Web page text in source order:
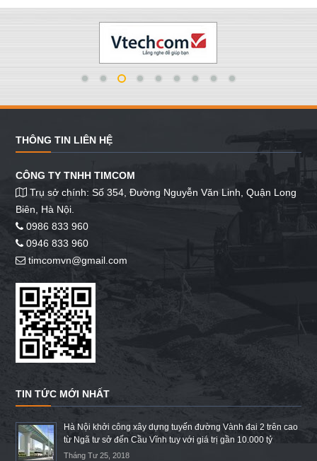
THÔNG TIN LIÊN HỆ
CÔNG TY TNHH TIMCOM
Trụ sở chính: Số 354, Đường Nguyễn Văn Linh, Quận Long
Biên, Hà Nội.
0986 833 960
0946 833 960
timcomvn@gmail.com
TIN TỨC MỚI NHẤT
Hà Nội khởi công xây dựng tuyến đường Vành đai 2 trên cao
từ Ngã tư sở đến Cầu Vĩnh tuy với giá trị gần 10.000 tỷ
Tháng Tư 25, 2018